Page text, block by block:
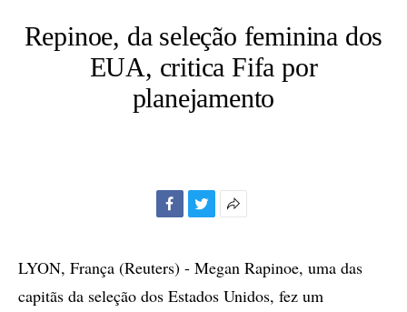
Repinoe, da seleção feminina dos
EUA, critica Fifa por
planejamento
compartilhamento
LYON, França (Reuters) - Megan Rapinoe, uma das
capitãs da seleção dos Estados Unidos, fez um